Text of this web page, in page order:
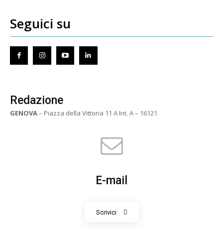
Seguici su
Redazione
GENOVA– Piazza della Vittoria 11 A Int. A – 16121
E-mail
Scrivici